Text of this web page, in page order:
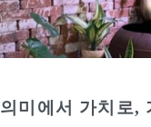
의미에서 가치로,